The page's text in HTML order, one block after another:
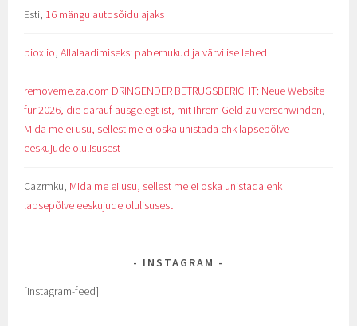
Esti, 16 mängu autosõidu ajaks
biox io,Allalaadimiseks: pabernukud ja värvi ise lehed
removeme.za.com DRINGENDER BETRUGSBERICHT: Neue Website
für 2026, die darauf ausgelegt ist, mit Ihrem Geld zu verschwinden,
Mida me ei usu, sellest me ei oska unistada ehk lapsepõlve
eeskujude olulisusest
Cazrmku, Mida me ei usu, sellest me ei oska unistada ehk
lapsepõlve eeskujude olulisusest
INSTAGRAM
[instagram-feed]